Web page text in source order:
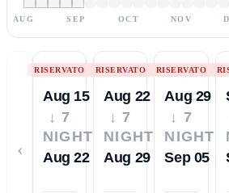
AUG SEP OCT NOV
‹
RISERVATO
Aug 15
↓ 7
NIGHTS
Aug 22
RISERVATO
Aug 22
↓ 7
NIGHTS
Aug 29
RISERVATO
Aug 29
↓ 7
NIGHTS
Sep 05